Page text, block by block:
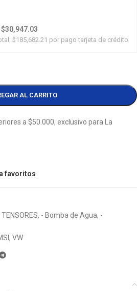
$30,947.03
$185,682.21 por pago tarjeta de crédito
AL CARRITO
a $50.000, exclusivo para La
favoritos
, - Bomba de Agua, -
, VW